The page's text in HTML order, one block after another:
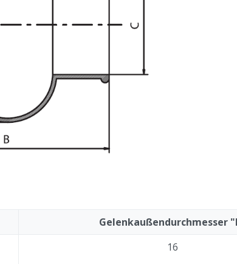
Gelenkaußendurchmesser
16